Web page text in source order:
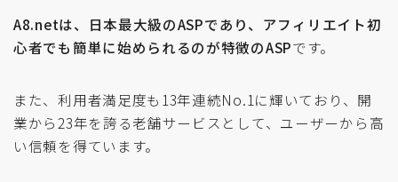
A8.netは、日本最大級のASPであり、アフィリエイト初
心者でも簡単に始められるのが特徴のASPです。
また、利用者満足度も13年連続No.1に輝いており、開
業から23年を誇る老舗サービスとして、ユーザーから高
い信頼を得ています。